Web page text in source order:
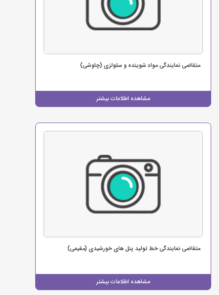
مشاهده اطلاعات بیشتر
متقاضی نمایندگی مواد شوینده و سلولزی (چاوشی)
مشاهده اطلاعات بیشتر
متقاضی نمایندگی خط تولید پنل های خورشیدی (مقیمی)